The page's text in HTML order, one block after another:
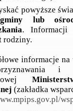
powyższe
gminy lub
. Informacji
rodziny.
informacje
i
(zakładka